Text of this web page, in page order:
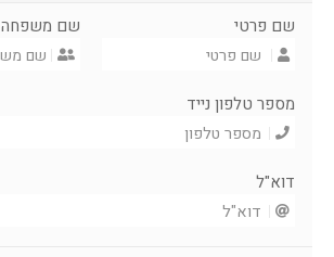
שם פרטי שם משפחה
מספר טלפון נייד
דוא"ל